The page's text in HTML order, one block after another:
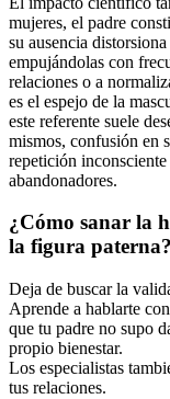
mujeres, el padre
su ausencia
empujándolas con
relaciones o a
es el espejo de la
este referente suele
mismos, confusión en
repetición
abandonadores.
¿Cómo sanar la
la figura paterna?
Deja de buscar la
Aprende a hablarte
que tu padre no supo
propio bienestar.
Los especialistas
tus relaciones.